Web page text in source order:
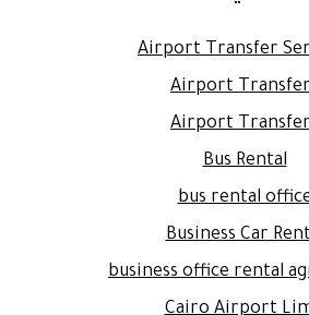
Airport Transfer
Airport
Airport
Bus Rental
bus rental
Business Car
business office rental
Cairo Airport